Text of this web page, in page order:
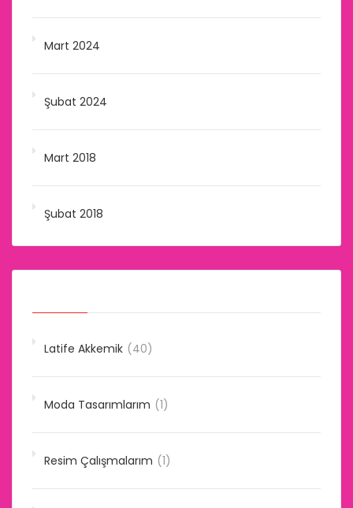
Mart 2024
Şubat 2024
Mart 2018
Şubat 2018
Latife Akkemik (40)
Moda Tasarımlarım (1)
Resim Çalışmalarım (1)